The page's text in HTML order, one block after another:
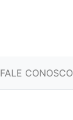
FALE CONOSCO